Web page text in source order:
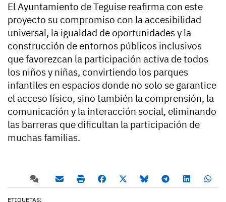
El Ayuntamiento de Teguise reafirma con este
proyecto su compromiso con la accesibilidad
universal, la igualdad de oportunidades y la
construcción de entornos públicos inclusivos
que favorezcan la participación activa de todos
los niños y niñas, convirtiendo los parques
infantiles en espacios donde no solo se garantice
el acceso físico, sino también la comprensión, la
comunicación y la interacción social, eliminando
las barreras que dificultan la participación de
muchas familias.
ETIQUETAS: